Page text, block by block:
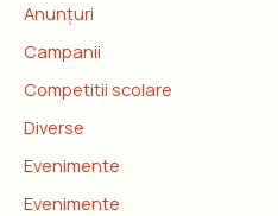
Anunțuri
Campanii
Competitii scolare
Diverse
Evenimente
Evenimente